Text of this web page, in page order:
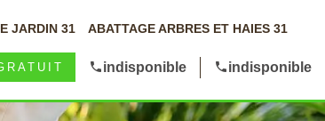
JARDIN 31 ABATTAGE ARBRES ET HAIES 31
indisponible indisponible